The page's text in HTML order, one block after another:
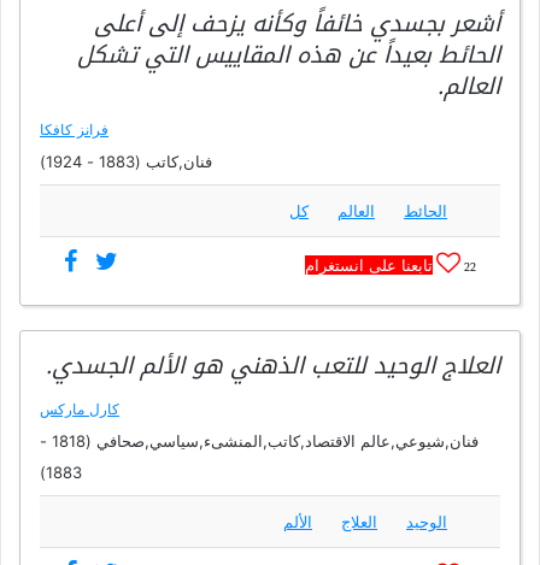
أشعر بجسدي خائفاً وكأنه يزحف إلى أعلى
الحائط بعيداً عن هذه المقاييس التي تشكل
العالم.
فرانز كافكا
فنان,كاتب (1883 - 1924)
الحائط العالم كل
22 تابعنا على انستغرام
العلاج الوحيد للتعب الذهني هو الألم الجسدي.
كارل ماركس
فنان,شيوعي,عالم الاقتصاد,كاتب,المنشىء,سياسي,صحافي (1818 -
1883)
الوحيد العلاج الألم